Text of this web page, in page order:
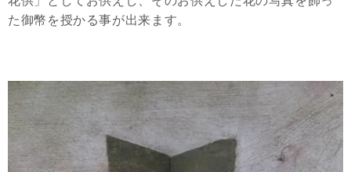
た御幣を授かる事が出来ます。